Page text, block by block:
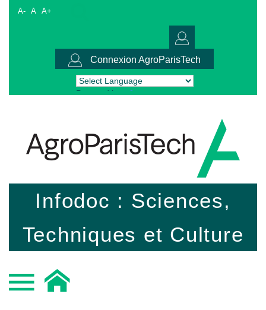
A- A A+
Connexion AgroParisTech
Powered by Translate
Infodoc : Sciences,
Techniques et Culture